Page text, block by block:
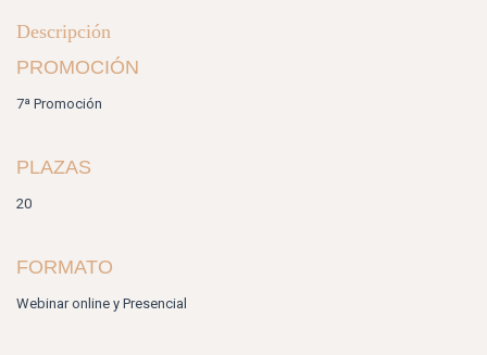
Descripción
PROMOCIÓN
7ª Promoción
PLAZAS
20
FORMATO
Webinar online y Presencial